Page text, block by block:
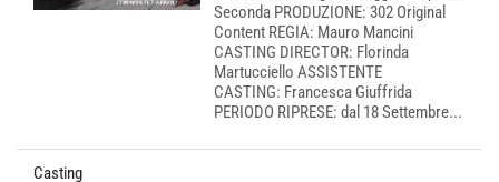
Seconda PRODUZIONE: 302 Original
Content REGIA: Mauro Mancini
CASTING DIRECTOR: Florinda
Martucciello ASSISTENTE
CASTING: Francesca Giuffrida
PERIODO RIPRESE: dal 18 Settembre...
Casting